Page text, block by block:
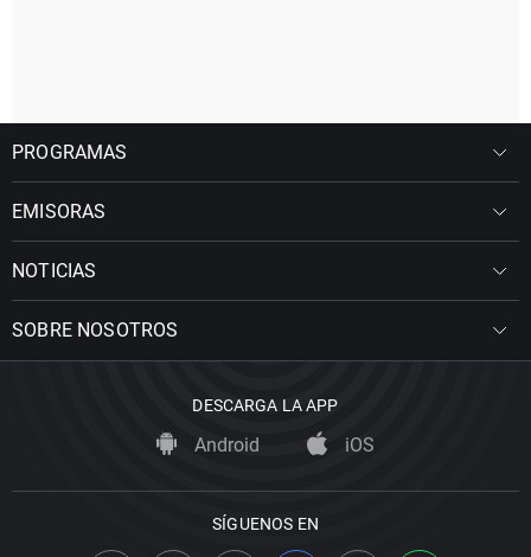
PROGRAMAS
EMISORAS
NOTICIAS
SOBRE NOSOTROS
DESCARGA LA APP
Android iOS
SÍGUENOS EN